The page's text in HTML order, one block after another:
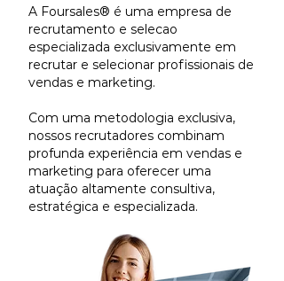
A Foursales® é uma empresa de
recrutamento e selecao
especializada exclusivamente em
recrutar e selecionar profissionais de
vendas e marketing.
Com uma metodologia exclusiva,
nossos recrutadores combinam
profunda experiência em vendas e
marketing para oferecer uma
atuação altamente consultiva,
estratégica e especializada.